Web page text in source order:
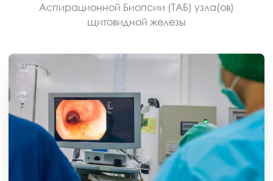
Аспирационной Биопсии (ТАБ) узла(ов)
щитовидной железы